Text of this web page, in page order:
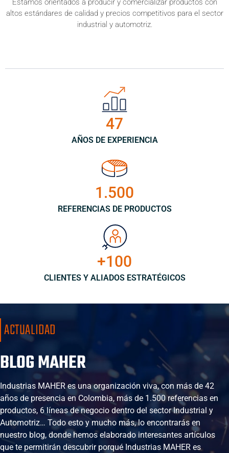
Estamos orientados a producir y comercializar productos con
altos estándares de calidad y precios competitivos para el sector
industrial y automotriz.
47
AÑOS DE EXPERIENCIA
1.500
REFERENCIAS DE PRODUCTOS
+100
CLIENTES Y ALIADOS ESTRATÉGICOS
ACTUALIDAD
BLOG MAHER
Industrias MAHER es una organización viva, con más de 42
años de presencia en Colombia, más de 1.500 referencias en
productos, 6 líneas de negocio dentro del sector Industrial y
Automotriz… Todo esto y mucho más, lo encontrarás en
nuestro blog, donde hemos elaborado interesantes artículos
que te permitirán descubrir porqué Industrias MAHER es